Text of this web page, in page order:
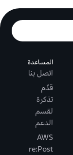
المساعدة
اتصل بنا
قدّم
تذكرة
لقسم
الدعم
AWS
re:Post